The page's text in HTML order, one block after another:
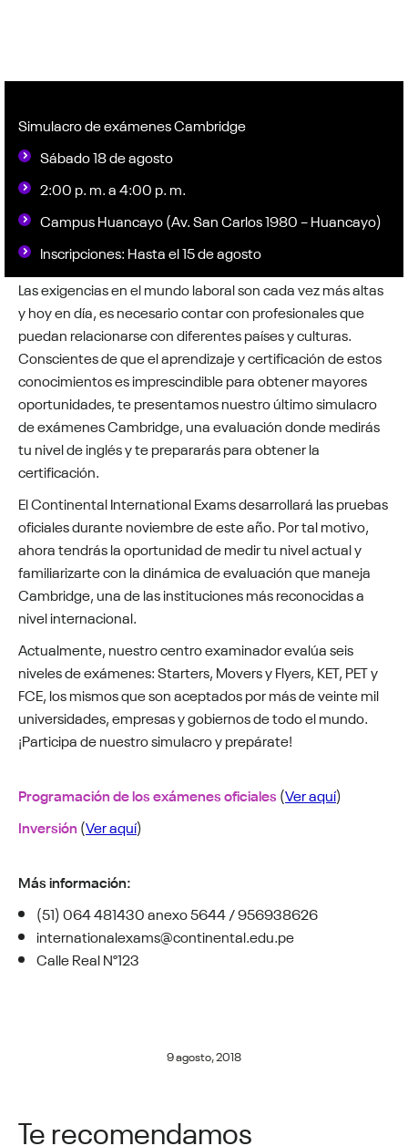
Simulacro de exámenes Cambridge
Sábado 18 de agosto
2:00 p. m. a 4:00 p. m.
Campus Huancayo (Av. San Carlos 1980 – Huancayo)
Inscripciones: Hasta el 15 de agosto
Las exigencias en el mundo laboral son cada vez más altas
y hoy en día, es necesario contar con profesionales que
puedan relacionarse con diferentes países y culturas.
Conscientes de que el aprendizaje y certificación de estos
conocimientos es imprescindible para obtener mayores
oportunidades, te presentamos nuestro último simulacro
de exámenes Cambridge, una evaluación donde medirás
tu nivel de inglés y te prepararás para obtener la
certificación.
El Continental International Exams desarrollará las pruebas
oficiales durante noviembre de este año. Por tal motivo,
ahora tendrás la oportunidad de medir tu nivel actual y
familiarizarte con la dinámica de evaluación que maneja
Cambridge, una de las instituciones más reconocidas a
nivel internacional.
Actualmente, nuestro centro examinador evalúa seis
niveles de exámenes: Starters, Movers y Flyers, KET, PET y
FCE, los mismos que son aceptados por más de veinte mil
universidades, empresas y gobiernos de todo el mundo.
¡Participa de nuestro simulacro y prepárate!
Programación de los exámenes oficiales(Ver aquí)
Inversión (Ver aquí)
Más información:
(51) 064 481430 anexo 5644 / 956938626
internationalexams@continental.edu.pe
Calle Real N°123
9 agosto, 2018
Te recomendamos